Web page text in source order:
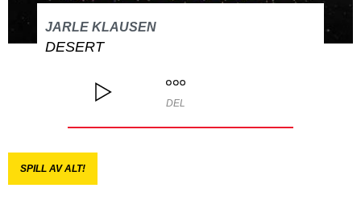
JARLE KLAUSEN
DESERT
DEL
SPILL AV ALT!